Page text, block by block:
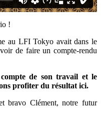
!
au LFI Tokyo avait dans le
de faire un compte-rendu
de son travail et le
profiter du résultat ici.
bravo Clément, notre futur